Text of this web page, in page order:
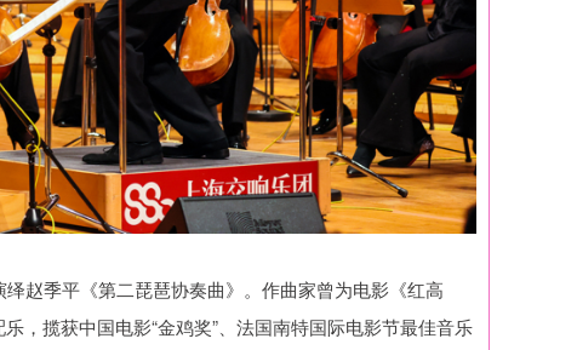
赵季平《第二琵琶协奏曲》。作曲家曾为电影《红高
，揽获中国电影“金鸡奖”、法国南特国际电影节最佳音乐